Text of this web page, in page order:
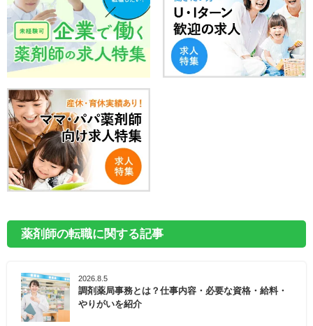
薬剤師の転職に関する記事
2026.8.5
調剤薬局事務とは？仕事内容・必要な資格・給料・
やりがいを紹介